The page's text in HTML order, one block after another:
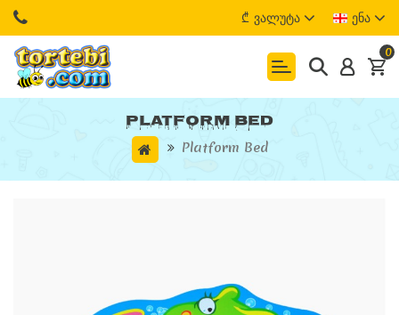
₾ Ვალუტა Ენა
0
Platform Bed
Platform Bed